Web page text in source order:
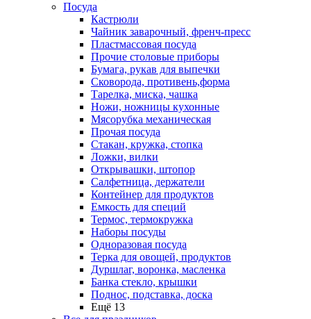
Посуда
Кастрюли
Чайник заварочный, френч-пресс
Пластмассовая посуда
Прочие столовые приборы
Бумага, рукав для выпечки
Сковорода, противень,форма
Тарелка, миска, чашка
Ножи, ножницы кухонные
Мясорубка механическая
Прочая посуда
Стакан, кружка, стопка
Ложки, вилки
Открывашки, штопор
Салфетница, держатели
Контейнер для продуктов
Емкость для специй
Термос, термокружка
Наборы посуды
Одноразовая посуда
Терка для овощей, продуктов
Дуршлаг, воронка, масленка
Банка стекло, крышки
Поднос, подставка, доска
Ещё 13